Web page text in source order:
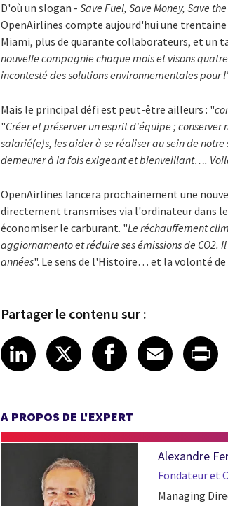
D'où un slogan -Save Fuel, Save Money, Save
OpenAirlines compte aujourd'hui une trentaine
Miami, plus de quarante collaborateurs, et un
nouvelle compagnie chaque mois et visons
incontesté des solutions environnementales pour
Mais le principal défi est peut-être ailleurs : "
"Créer et préserver un esprit d'équipe ;
salarié(e)s, les aider à se réaliser au sein de
demeurer à la fois exigeant et bienveillant….
OpenAirlines lancera prochainement une
directement transmises via l'ordinateur dans
économiser le carburant. "Le réchauffement
aggiornamento et réduire ses émissions de
années". Le sens de l'Histoire… et la volonté
Partager le contenu sur :
Share article on LinkedIn
LinkedIn
Share article on X
XShare article
Facebook
ShareEmail
A PROPOS DE L'EXPERT
Alexandre
Fondateur et
Managing